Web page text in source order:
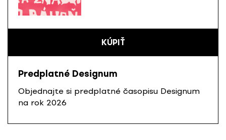
KÚPIŤ
Predplatné Designum
Objednajte si predplatné časopisu Designum
na rok 2026